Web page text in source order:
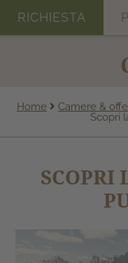
RICHIESTA
Home Camere &
Scopri
SCOPRI